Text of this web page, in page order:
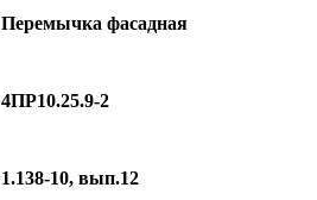
Перемычка фасадная
4ПР10.25.9-2
1.138-10, вып.12